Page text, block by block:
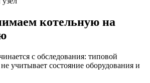
котельную на
с обследования: типовой
учитывает состояние оборудования и